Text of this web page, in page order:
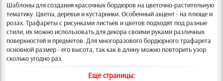
Шаблоны для создания красочных бордюров на цветочно-растительную
тематику. Цветы, деревья и кустарники.Особенный акцент - на плюще и
розах. Трафареты с рисунками листьев и цветов подходят под разные
стили, их можно использовать для декора своими руками различных
поверхностей и предметов. Для многоразового бордюрного трафарета
основной размер - его высота, так как в длину можно повторить узор
сколько угодно раз.
Еще страницы: